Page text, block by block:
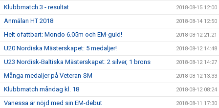
Klubbmatch 3 - resultat 2018-08-15 12:00
Anmälan HT 2018 2018-08-14 12:50
Helt ofattbart: Mondo 6.05m och EM-guld! 2018-08-12 21:21
U20 Nordiska Mästerskapet: 5 medaljer! 2018-08-12 14:48
U23 Nordisk-Baltiska Mästerskapet: 2 silver, 1 brons 2018-08-12 14:27
Många medaljer på Veteran-SM 2018-08-12 13:33
Klubbmatch måndag kl. 18 2018-08-12 08:24
Vanessa är nöjd med sin EM-debut 2018-08-11 17:30